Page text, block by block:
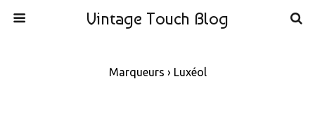
Vintage Touch Blog
Marqueurs › Luxéol